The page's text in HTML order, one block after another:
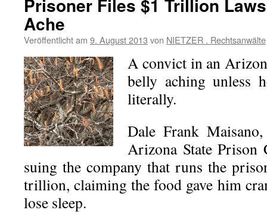
Prisoner Files $1 Trillion
Ache
Veröffentlicht am 9. August 2013 von NIETZER . Rechtsanwälte
A convict in an
belly aching unless
literally.
Dale Frank
Arizona State Prison
suing the company that runs the
trillion, claiming the food gave him
lose sleep.